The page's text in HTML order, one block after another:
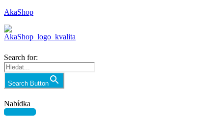
AkaShop
Search for:
Search Button
Nabídka